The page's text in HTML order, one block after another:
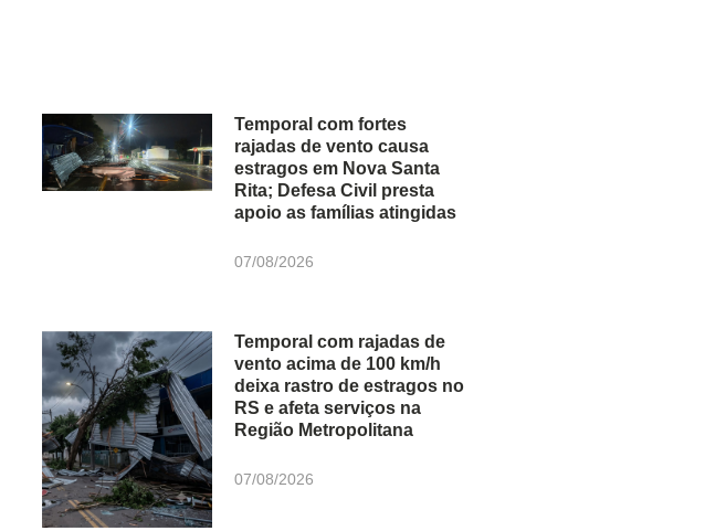
Temporal com fortes
rajadas de vento causa
estragos em Nova Santa
Rita; Defesa Civil presta
apoio as famílias atingidas
07/08/2026
Temporal com rajadas de
vento acima de 100 km/h
deixa rastro de estragos no
RS e afeta serviços na
Região Metropolitana
07/08/2026